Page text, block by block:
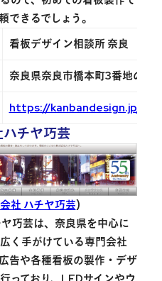
できるでしょう。
看板デザイン相談所 奈良
奈良県奈良市橋本町3番地の1
https://kanbandesign.jp/
チヤ巧芸
社 ハチヤ巧芸）
巧芸は、奈良県を中心に
く手がけている専門会社
告や各種看板の製作・デザ